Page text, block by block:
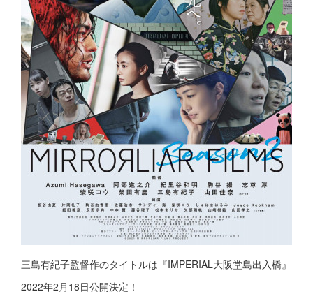
三島有紀子監督作のタイトルは『IMPERIAL大阪堂島出入橋』
2022年2月18日公開決定！